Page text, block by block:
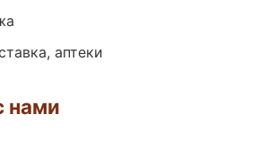
аптеки
нами